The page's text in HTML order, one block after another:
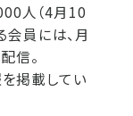
人（4月10
会員には、月
信。
掲載してい